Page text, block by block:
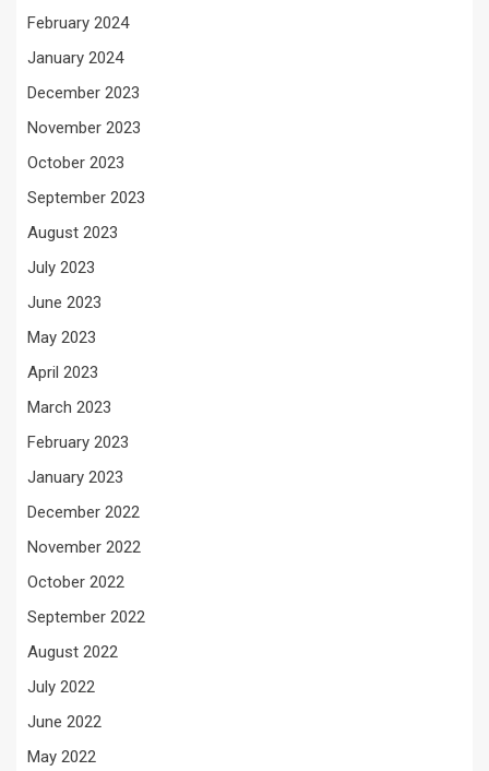
February 2024
January 2024
December 2023
November 2023
October 2023
September 2023
August 2023
July 2023
June 2023
May 2023
April 2023
March 2023
February 2023
January 2023
December 2022
November 2022
October 2022
September 2022
August 2022
July 2022
June 2022
May 2022